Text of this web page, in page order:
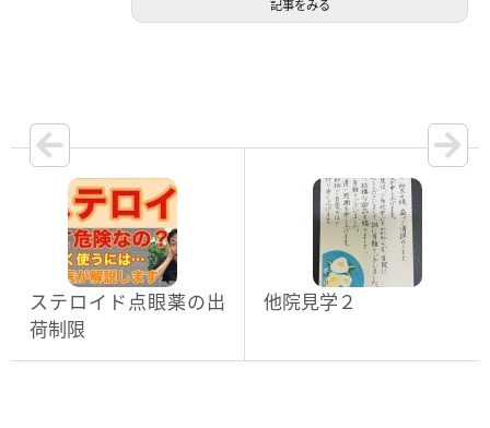
記事をみる
ステロイド点眼薬の出
荷制限
他院見学２